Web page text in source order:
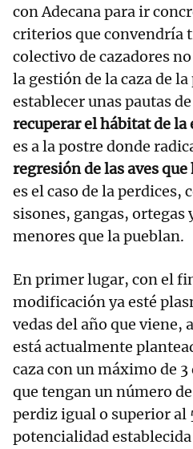
con Adecana para ir
criterios que convendría
colectivo de cazadores
la gestión de la caza de
establecer unas pautas
recuperar el hábitat de la
es a la postre donde
regresión de las aves
es el caso de la perdices,
sisones, gangas, ortegas
menores que la pueblan.
En primer lugar, con el
modificación ya esté
vedas del año que viene,
está actualmente
caza con un máximo de
que tengan un número
perdiz igual o superior al
potencialidad establecida